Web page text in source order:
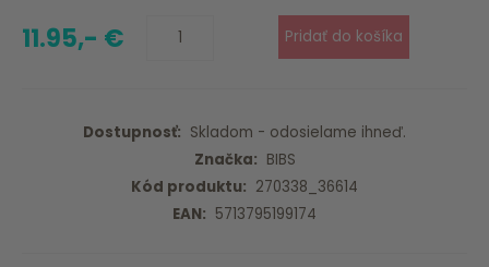
11.95,- €
Dostupnosť: Skladom - odosielame ihneď.
Značka: BIBS
Kód produktu: 270338_36614
EAN: 5713795199174